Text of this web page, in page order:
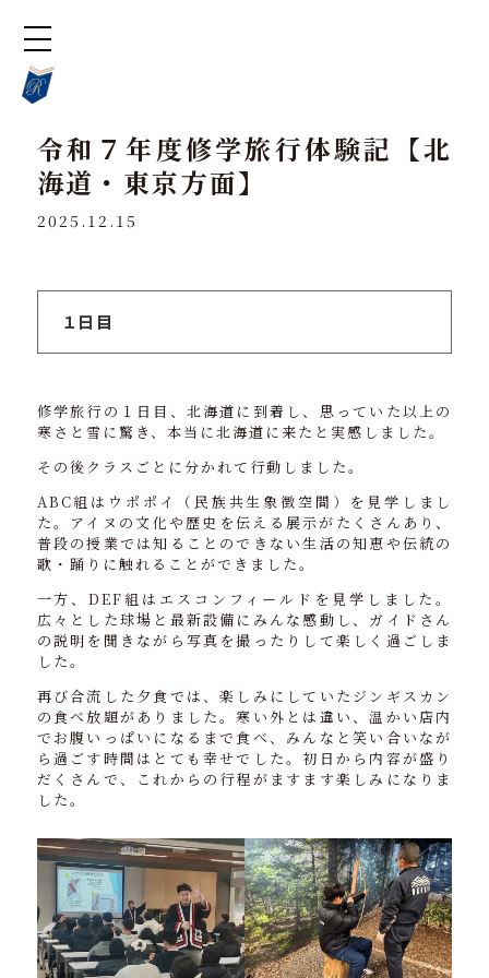
令和７年度修学旅行体験記【北
海道・東京方面】
2025.12.15
１日目
修学旅行の１日目、北海道に到着し、思っていた以上の
寒さと雪に驚き、本当に北海道に来たと実感しました。
その後クラスごとに分かれて行動しました。
ABC組はウポポイ（民族共生象徴空間）を見学しまし
た。アイヌの文化や歴史を伝える展示がたくさんあり、
普段の授業では知ることのできない生活の知恵や伝統の
歌・踊りに触れることができました。
一方、DEF組はエスコンフィールドを見学しました。
広々とした球場と最新設備にみんな感動し、ガイドさん
の説明を聞きながら写真を撮ったりして楽しく過ごしま
した。
再び合流した夕食では、楽しみにしていたジンギスカン
の食べ放題がありました。寒い外とは違い、温かい店内
でお腹いっぱいになるまで食べ、みんなと笑い合いなが
ら過ごす時間はとても幸せでした。初日から内容が盛り
だくさんで、これからの行程がますます楽しみになりま
した。